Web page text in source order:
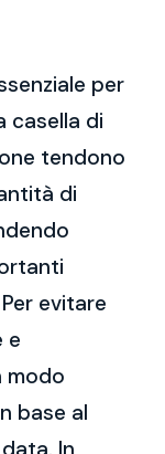
per
casella di
tendono
di
evitare
e
modo
base al